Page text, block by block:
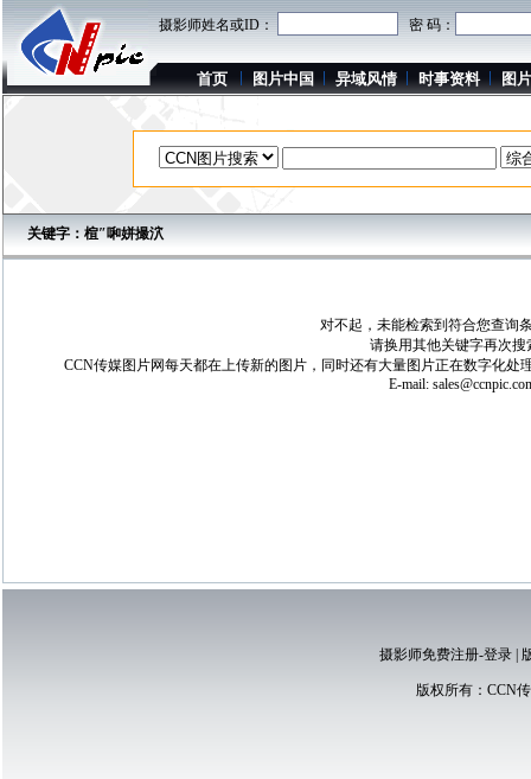
摄影师姓名或ID： 密 码：
首页 图片中国 异域风情 时事资料 图
关键字：楦″啝姘撮泬
对不起，未能检索到符合您查询
请换用其他关键字再次搜
CCN传媒图片网每天都在上传新的图片，同时还有大量图片正在数字化处
E-mail:
摄影师免费注册-登录|
版权所有： CCN